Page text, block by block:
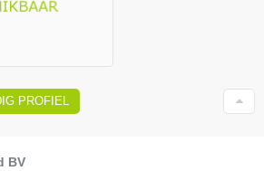
PROFIEL
BV